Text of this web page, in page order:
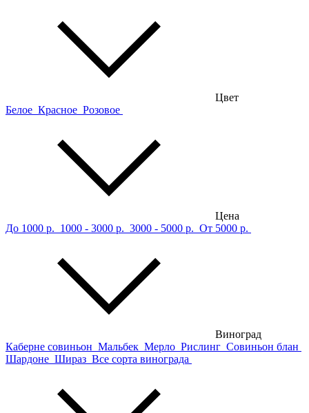
Цвет
Белое Красное Розовое
Цена
До 1000 р. 1000 - 3000 р. 3000 - 5000 р. От 5000 р.
Виноград
Каберне совиньон Мальбек Мерло Рислинг Совиньон блан
Шардоне Шираз Все сорта винограда